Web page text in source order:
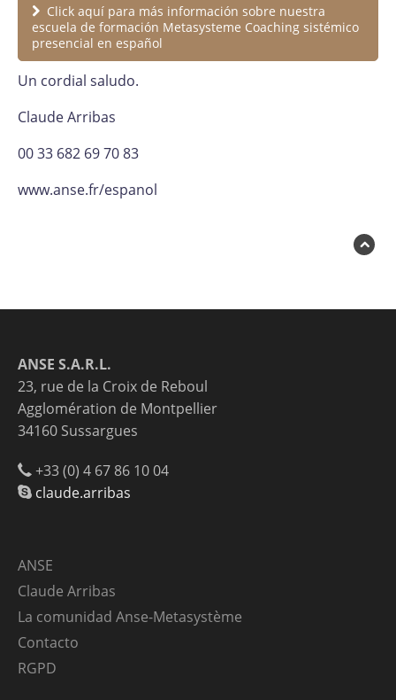
Click aquí para más información sobre nuestra
escuela de formación Metasysteme Coaching sistémico
presencial en español
Un cordial saludo.
Claude Arribas
00 33 682 69 70 83
www.anse.fr/espanol
ANSE S.A.R.L.
23, rue de la Croix de Reboul
Agglomération de Montpellier
34160 Sussargues
+33 (0) 4 67 86 10 04
claude.arribas
ANSE
Claude Arribas
La comunidad Anse-Metasystème
Contacto
RGPD